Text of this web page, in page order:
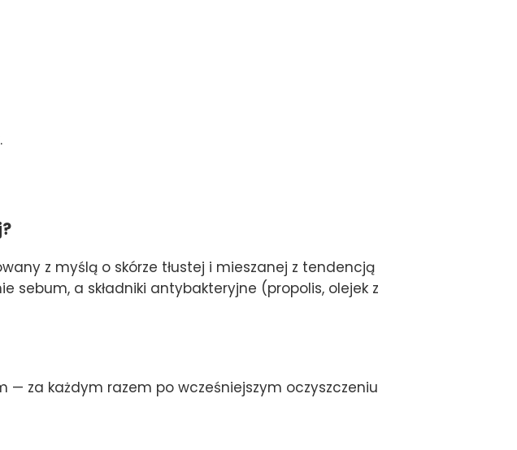
z myślą o skórze tłustej i mieszanej z tendencją
sebum, a składniki antybakteryjne (propolis, olejek z
za każdym razem po wcześniejszym oczyszczeniu